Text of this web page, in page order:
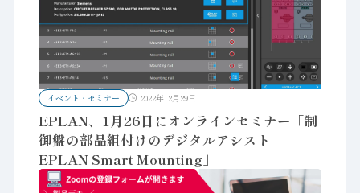
イベント・セミナー 2022年12月29日
EPLAN、1月26日にオンラインセミナー「制
御盤の部品組付けのデジタルアシスト
EPLAN Smart Mounting」